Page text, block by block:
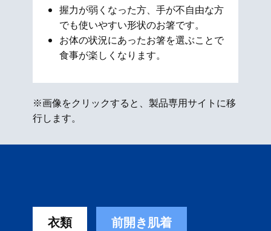
握力が弱くなった方、手が不自由な方
でも使いやすい形状のお箸です。
お体の状況にあったお箸を選ぶことで
食事が楽しくなります。
※画像をクリックすると、製品専用サイトに移
行します。
衣類 前開き肌着